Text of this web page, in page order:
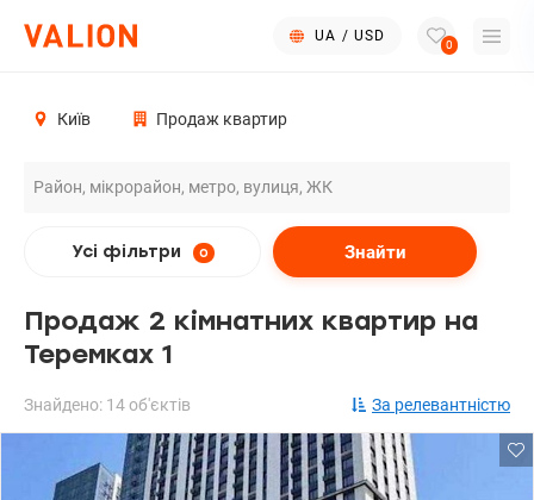
UA / USD
0
Київ Продаж квартир
Усі фільтри 0 Знайти
Продаж 2 кімнатних квартир на
Теремках 1
Знайдено: 14 об'єктів За релевантністю